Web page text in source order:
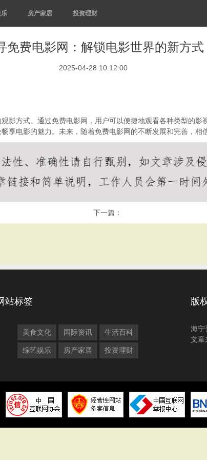
房产家居 投资理财
免费电影网：解锁电影世界的新方式
2025-04-28 10:12:00
影方式。通过免费电影网，用户可以便捷地观看各种类型的
享电影的魅力。未来，随着免费电影网的不断发展和完善，相
下一篇：
站标签
美食文化 国际资讯 生活百科
综艺娱乐 房产家居 投资理财
版
海宁
文章